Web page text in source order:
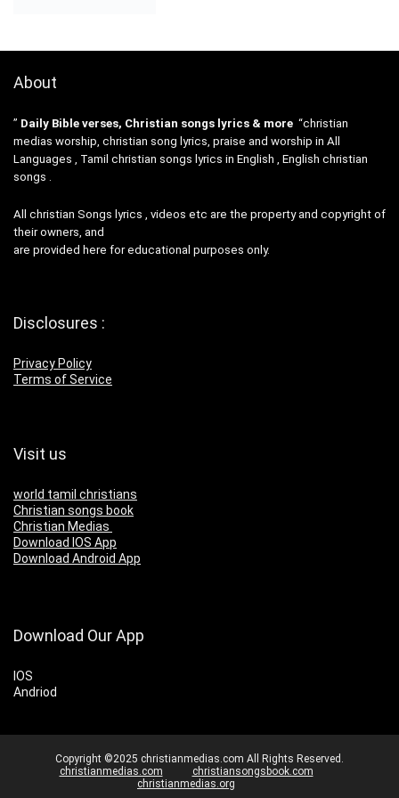
About
” Daily Bible verses, Christian songs lyrics & more “christian
medias worship, christian song lyrics, praise and worship in All
Languages , Tamil christian songs lyrics in English , English christian
songs .
All christian Songs lyrics , videos etc are the property and copyright of
their owners, and
are provided here for educational purposes only.
Disclosures :
Privacy Policy
Terms of Service
Visit us
world tamil christians
Christian songs book
Christian Medias
Download IOS App
Download Android App
Download Our App
IOS
Andriod
Copyright ©2025 christianmedias.com All Rights Reserved.
christianmedias.com
christiansongsbook.com
christianmedias.org